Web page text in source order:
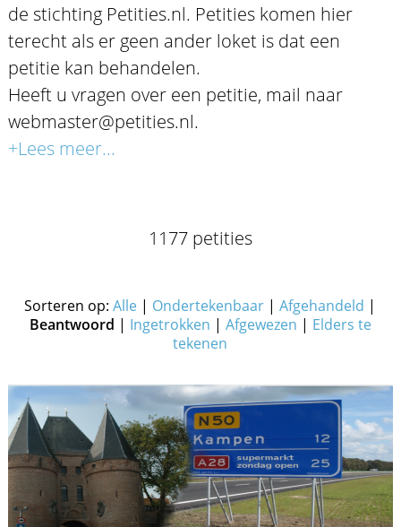
de stichting Petities.nl. Petities komen hier
terecht als er geen ander loket is dat een
petitie kan behandelen.
Heeft u vragen over een petitie, mail naar
webmaster@petities.nl.
+Lees meer...
1177 petities
Sorteren op:Alle | Ondertekenbaar |Afgehandeld |
Beantwoord | Ingetrokken | Afgewezen | Elders te
tekenen